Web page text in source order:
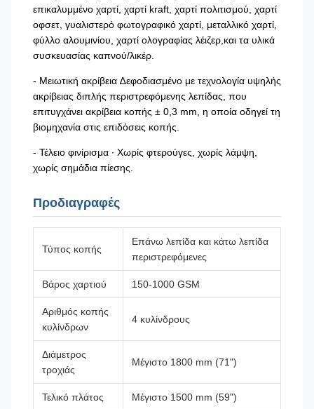
επικαλυμμένο χαρτί, χαρτί kraft, χαρτί πολιτισμού, χαρτί
οφσετ, γυαλιστερό φωτογραφικό χαρτί, μεταλλικό χαρτί,
φύλλο αλουμινίου, χαρτί ολογραφίας λέιζερ,και τα υλικά
συσκευασίας καπνού/λικέρ.
- Μειωτική ακρίβεια ∆εφοδιασμένο με τεχνολογία υψηλής
ακρίβειας διπλής περιστρεφόμενης λεπίδας, που
επιτυγχάνει ακρίβεια κοπής ± 0,3 mm, η οποία οδηγεί τη
βιομηχανία στις επιδόσεις κοπής.
- Τέλειο φινίρισμα ∙ Χωρίς φτερούγες, χωρίς λάμψη,
χωρίς σημάδια πίεσης.
Προδιαγραφές
Τύπος κοπής
Επάνω λεπίδα και κάτω λεπίδα
περιστρεφόμενες
Βάρος χαρτιού 150-1000 GSM
Αριθμός κοπής
κυλίνδρων
4 κυλίνδρους
Διάμετρος
τροχιάς
Μέγιστο 1800 mm (71")
Τελικό πλάτος Μέγιστο 1500 mm (59")